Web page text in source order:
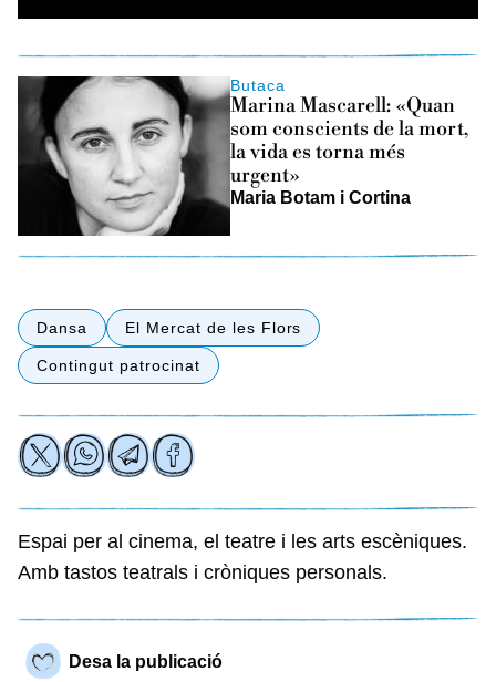
Butaca
Marina Mascarell: «Quan
som conscients de la mort,
la vida es torna més
urgent»
Maria Botam i Cortina
Dansa El Mercat de les Flors
Contingut patrocinat
Espai per al cinema, el teatre i les arts escèniques.
Amb tastos teatrals i cròniques personals.
Desa la publicació